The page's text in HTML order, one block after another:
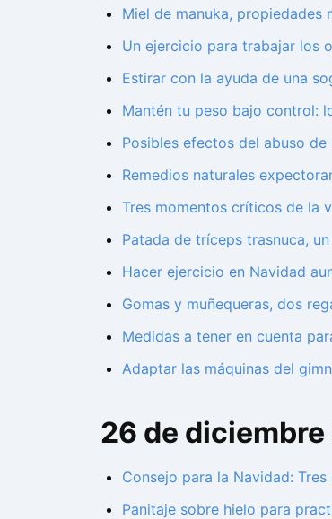
Miel de manuka, propiedades
Un ejercicio para trabajar los
Estirar con la ayuda de una
Mantén tu peso bajo control:
Posibles efectos del abuso de
Remedios naturales
Tres momentos críticos de la
Patada de tríceps trasnuca,
Hacer ejercicio en Navidad
Gomas y muñequeras, dos
Medidas a tener en cuenta
Adaptar las máquinas del
26 de diciembre
Consejo para la Navidad:
Panitaje sobre hielo para